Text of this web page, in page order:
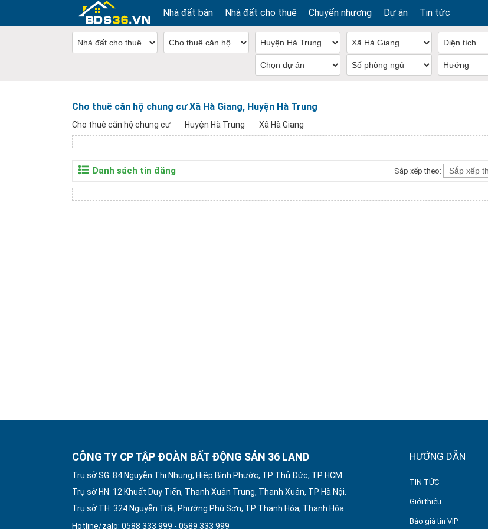
Nhà đất bán Nhà đất cho thuê Chuyển nhượng Dự án Tin tức
Cho thuê căn hộ chung cư Xã Hà Giang, Huyện Hà Trung
Cho thuê căn hộ chung cư Huyện Hà Trung Xã Hà Giang
Danh sách tin đăng Sắp xếp theo:
CÔNG TY CP TẬP ĐOÀN BẤT ĐỘNG SẢN 36 LAND
Trụ sở SG: 84 Nguyễn Thị Nhung, Hiệp Bình Phước, TP Thủ Đức, TP HCM.
Trụ sở HN: 12 Khuất Duy Tiến, Thanh Xuân Trung, Thanh Xuân, TP Hà Nội.
Trụ sở TH: 324 Nguyễn Trãi, Phường Phú Sơn, TP Thanh Hóa, Thanh Hóa.
Hotline/zalo: 0588 333 999 - 0589 333 999
HƯỚNG DẪN
TIN TỨC
Giới thiệu
Báo giá tin VIP